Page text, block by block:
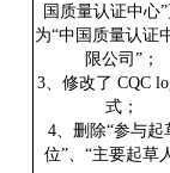
国质量认证中心
为“中国质量认证
限公司”；
3、修改了 CQC
式；
4、删除“参与起
位”、“主要起草